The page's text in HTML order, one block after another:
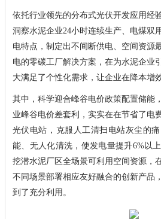
依托行业领先的分布式光伏开发应用经
洞察水泥企业24小时连续生产、电煤双
电特点，制定出不间断供电、空间资源
电的零碳工厂解决方案，在为水泥企业
大满足了个性化需求，让企业在降本增
其中，科学迎合峰谷电价政策配置储能
业峰谷电价差套利，实实在在节省了电
光伏电站，克服人工清扫电站灰尘的
能、无人化清洗，使发电量提升6%以
挖潜水泥厂区全场景可利用空间资源，
不同场景部署相应友好融合的创新产品
到了充分利用。